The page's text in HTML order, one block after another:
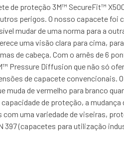
de proteção 3M™ SecureFit™
perigos. O nosso capacete foi
mudar de uma norma para a
uma visão clara para cima,
de cabeça. Com o arnês de 6
Pressure Diffusion que não só
de capacete
de vermelho para branco
de proteção, a
uma variedade de viseiras,
(capacetes para utilização